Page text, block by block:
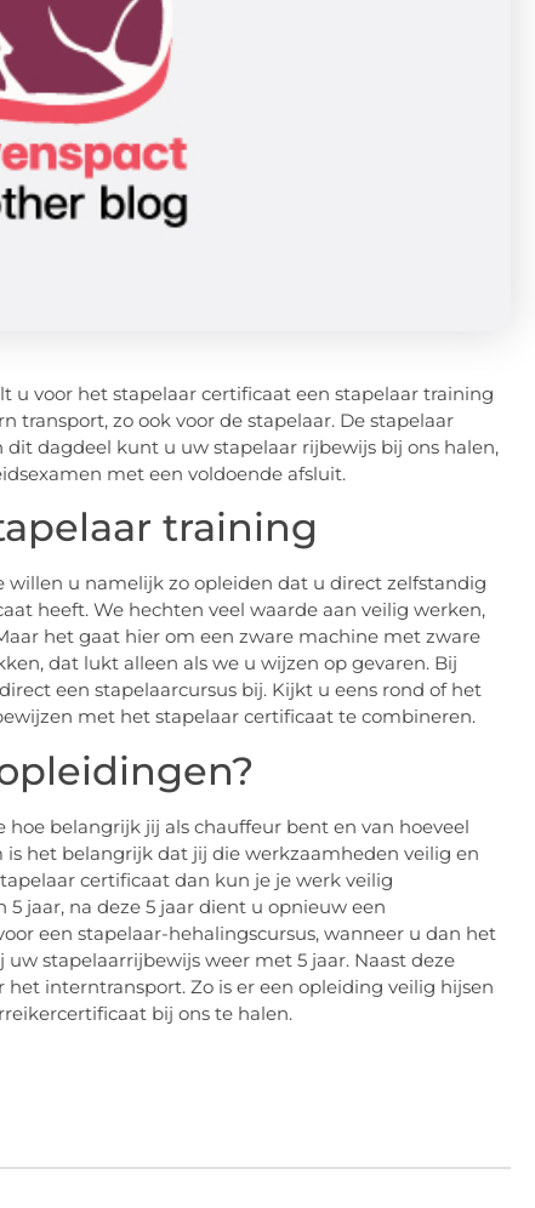
u voor het stapelaar certificaat een stapelaar training
transport, zo ook voor de stapelaar. De stapelaar
dagdeel kunt u uw stapelaar rijbewijs bij ons halen,
met een voldoende afsluit.
training
u namelijk zo opleiden dat u direct zelfstandig
heeft. We hechten veel waarde aan veilig werken,
het gaat hier om een zware machine met zware
dat lukt alleen als we u wijzen op gevaren. Bij
een stapelaarcursus bij. Kijkt u eens rond of het
met het stapelaar certificaat te combineren.
belangrijk jij als chauffeur bent en van hoeveel
het belangrijk dat jij die werkzaamheden veilig en
certificaat dan kun je je werk veilig
jaar, na deze 5 jaar dient u opnieuw een
een stapelaar-hehalingscursus, wanneer u dan het
stapelaarrijbewijs weer met 5 jaar. Naast deze
interntransport. Zo is er een opleiding veilig hijsen
bij ons te halen.